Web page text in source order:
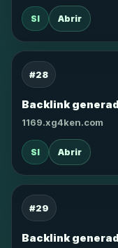
SI Abrir
#28
Backlink
1169.xg4ken.com
SI Abrir
#29
Backlink